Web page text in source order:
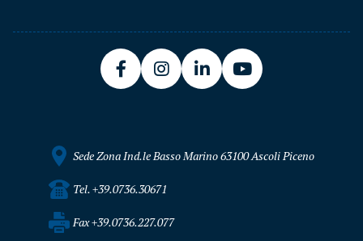
Sede Zona Ind.le Basso Marino 63100 Ascoli Piceno
Tel. +39.0736.30671
Fax +39.0736.227.077